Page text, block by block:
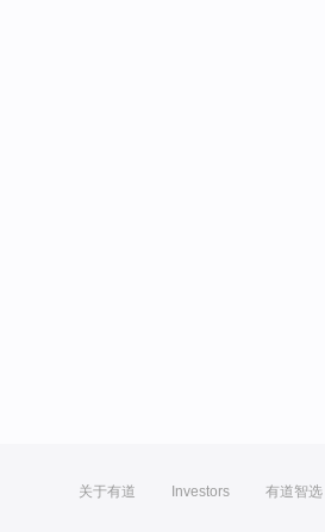
关于有道 Investors 有道智选